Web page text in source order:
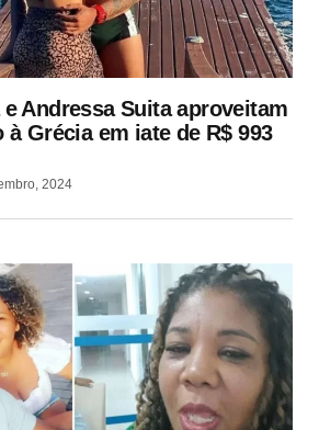
Andressa Suita aproveitam
Grécia em iate de R$ 993
2024